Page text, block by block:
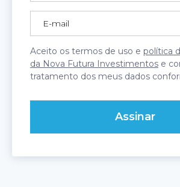
Aceito os termos de uso e política
da Nova Futura Investimentos e
tratamento dos meus dados